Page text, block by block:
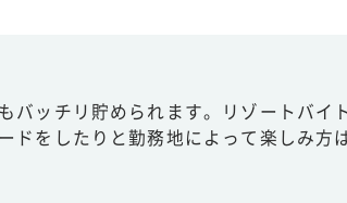
ッチリ貯められます。リゾートバイ
をしたりと勤務地によって楽しみ方